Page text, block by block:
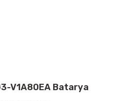
V1A80EA Batarya